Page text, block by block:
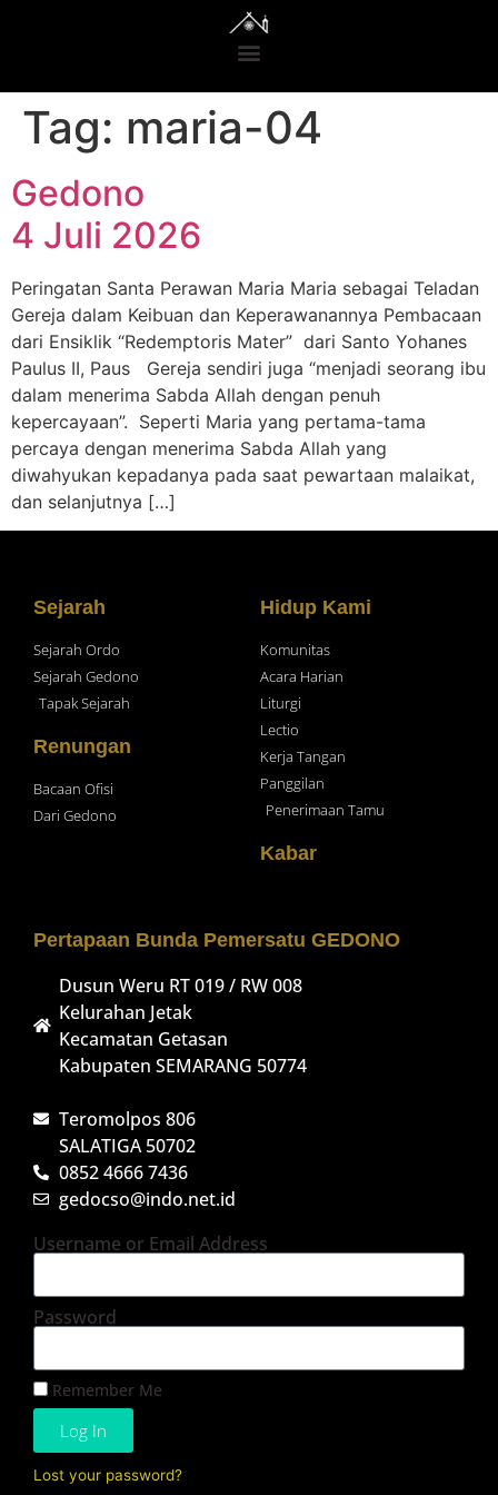
Tag: maria-04
Gedono
4 Juli 2026
Peringatan Santa Perawan Maria Maria sebagai Teladan
Gereja dalam Keibuan dan Keperawanannya Pembacaan
dari Ensiklik “Redemptoris Mater” dari Santo Yohanes
Paulus II, Paus Gereja sendiri juga “menjadi seorang ibu
dalam menerima Sabda Allah dengan penuh
kepercayaan”. Seperti Maria yang pertama-tama
percaya dengan menerima Sabda Allah yang
diwahyukan kepadanya pada saat pewartaan malaikat,
dan selanjutnya […]
Sejarah
Sejarah Ordo
Sejarah Gedono
Tapak Sejarah
Renungan
Bacaan Ofisi
Dari Gedono
Hidup Kami
Komunitas
Acara Harian
Liturgi
Lectio
Kerja Tangan
Panggilan
Penerimaan Tamu
Kabar
Pertapaan Bunda Pemersatu GEDONO
Dusun Weru RT 019 / RW 008
Kelurahan Jetak
Kecamatan Getasan
Kabupaten SEMARANG 50774
Teromolpos 806
SALATIGA 50702
0852 4666 7436
gedocso@indo.net.id
Username or Email Address
Password
Remember Me
Log In
Lost your password?